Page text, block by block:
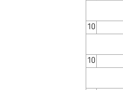
10
10